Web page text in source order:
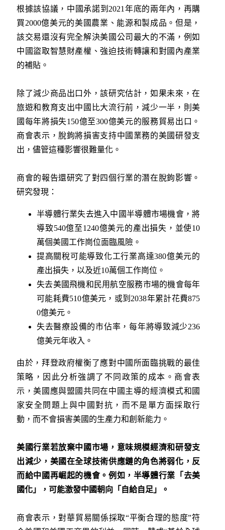
根據該協議，中國承諾到2021年底的兩年內，再購
買2000億美元的美國農業、能源和製成品。但是，
該交易還沒有完全解決美國公司最大的不滿，例如
中國盜取智慧財產權、強迫技術轉讓和對國內產業
的補貼。
除了減少商品出口外，該研究估計，如果未來，在
旅遊和教育支出中國比大流行前，減少一半，則美
國每年將損失150億至300億美元的服務貿易出口。
商會表示，脫鉤將損害支持中國業務的美國研發支
出，儘管這種影響很難量化。
商會的報告還研究了對四個行業的潛在脫鉤影響。
研究發現：
半導體行業失去進入中國半導體市場機會，將
導致540億至1240億美元的產出損失，並使10
萬個美國工作崗位面臨風險。
提高關稅可能導致化工行業高達380億美元的
產出損失，以及近10萬個工作崗位。
失去美國飛機和民用航空服務市場的機會每年
可能耗費510億美元，或到2038年累計花費875
0億美元。
失去醫療設備的市佔率，每年將導致減少236
億美元年收入。
由於，拜登政府權衡了應對中國所面臨挑戰的最佳
策略，因此分析強調了不同政策的成本。商會表
示，美國應與盟國共同在中國主導的經濟模式和國
家安全問題上與中國對抗，而不是單方面採取行
動，而不會損害美國的生產力和創新能力。
美國行業若放棄中國市場，意味規模經濟和研發支
出減少，美國在全球技術供應鏈的角色將弱化，反
而給中國再崛起的機會。例如，半導體行業「去美
國化」，可能激發中國朝向「自給自足」。
商會表示，對華貿易關係採取“平衡合理的態度”符